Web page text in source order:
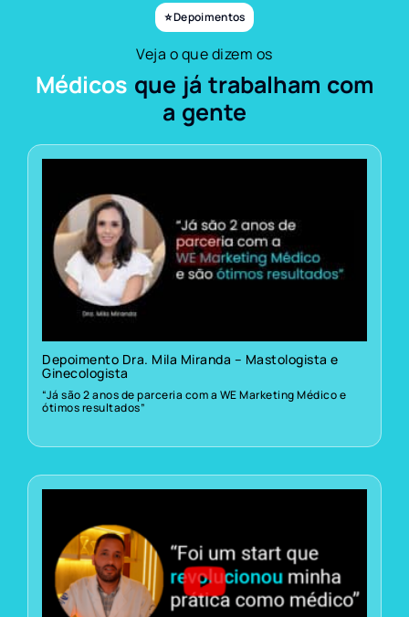
⭐ Depoimentos
Veja o que dizem os
Médicos que já trabalham com
a gente
Depoimento Dra. Mila Miranda – Mastologista e
Ginecologista
“Já são 2 anos de parceria com a WE Marketing Médico e
ótimos resultados”